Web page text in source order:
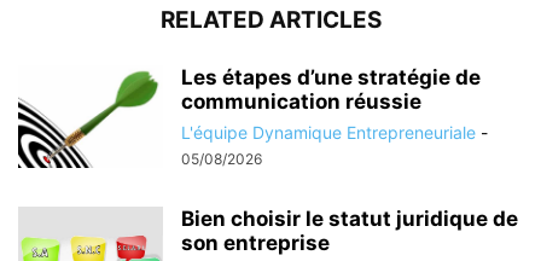
RELATED ARTICLES
Les étapes d’une stratégie de
communication réussie
L'équipe Dynamique Entrepreneuriale -
05/08/2026
Bien choisir le statut juridique de
son entreprise